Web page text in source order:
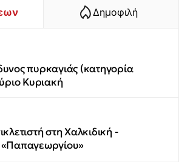
Δημοφιλή
πυρκαγιάς (κατηγορία
Κυριακή
στη Χαλκιδική -
«Παπαγεωργίου»